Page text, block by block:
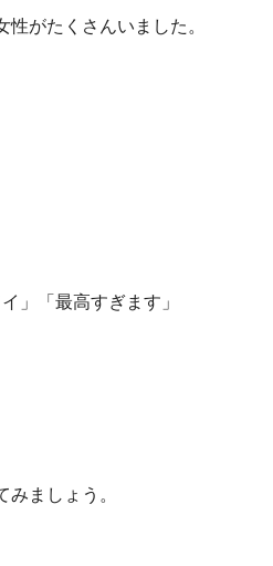
がたくさんいました。
」「最高すぎます」
ましょう。